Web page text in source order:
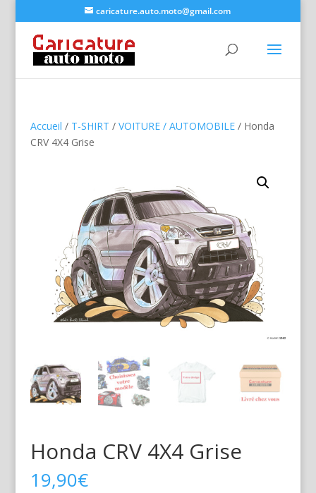
caricature.auto.moto@gmail.com
Accueil / T-SHIRT / VOITURE / AUTOMOBILE/ Honda
CRV 4X4 Grise
Honda CRV 4X4 Grise
19,90€